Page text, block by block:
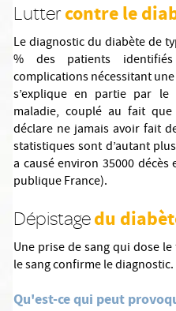
Lutter contre le
Le diagnostic du diabète de
% des patients
complications nécessitant
s’explique en partie par
maladie, couplé au fait
déclare ne jamais avoir fait
statistiques sont d’autant
a causé environ 35000
publique France).
Dépistagedu
Une prise de sang qui dose
le sang confirme le diagnostic.
Qu'est-ce qui peut